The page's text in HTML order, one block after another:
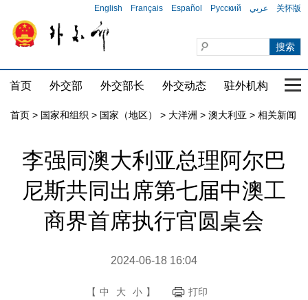
English Français Español Русский عربي 关怀版
首页 外交部 外交部长 外交动态 驻外机构 国
首页 > 国家和组织 > 国家（地区） > 大洋洲 > 澳大利亚 > 相关新闻
李强同澳大利亚总理阿尔巴
尼斯共同出席第七届中澳工
商界首席执行官圆桌会
2024-06-18 16:04
【 中 大 小 】 打印